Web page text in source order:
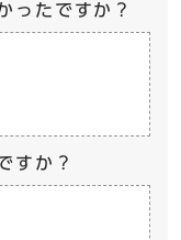
ったですか？
すか？